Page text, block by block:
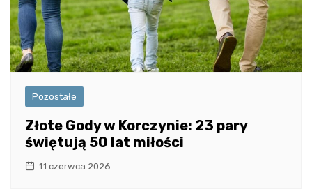
Pozostałe
Złote Gody w Korczynie: 23 pary
świętują 50 lat miłości
11 czerwca 2026